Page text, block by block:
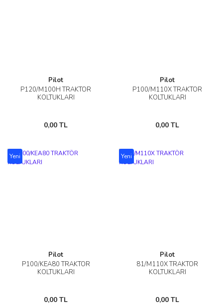
Pilot
P120/M100H TRAKTÖR
KOLTUKLARI
0,00 TL
Pilot
P100/M110X TRAKTÖR
KOLTUKLARI
0,00 TL
Yeni
Pilot
P100/KEA80 TRAKTÖR
KOLTUKLARI
0,00 TL
Yeni
Pilot
81/M110X TRAKTÖR
KOLTUKLARI
0,00 TL